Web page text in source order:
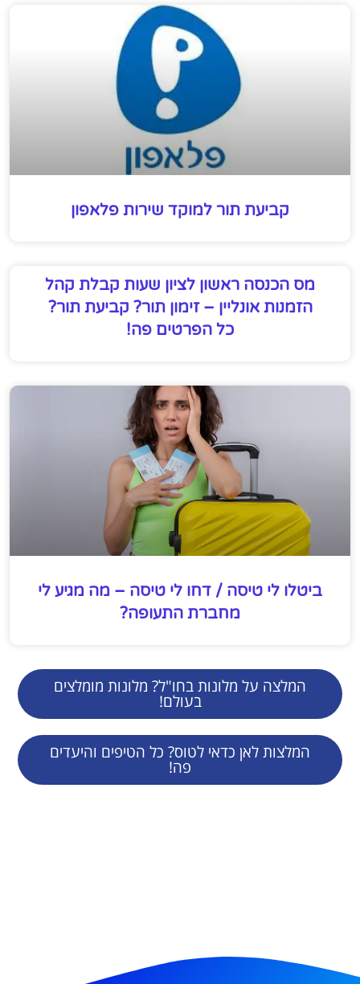
קביעת תור למוקד שירות פלאפון
מס הכנסה ראשון לציון שעות קבלת קהל
הזמנות אונליין – זימון תור? קביעת תור?
כל הפרטים פה!
ביטלו לי טיסה / דחו לי טיסה – מה מגיע לי
מחברת התעופה?
המלצה על מלונות בחו"ל? מלונות מומלצים
בעולם!
המלצות לאן כדאי לטוס? כל הטיפים והיעדים
פה!